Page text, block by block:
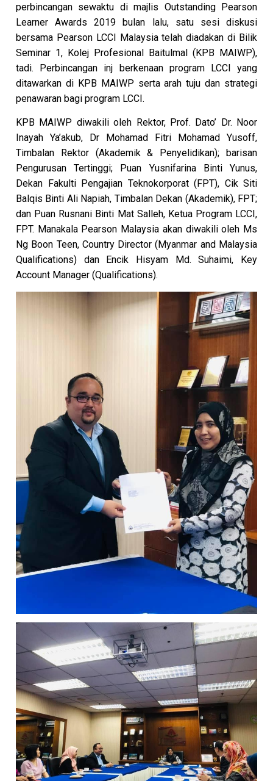
perbincangan sewaktu di majlis Outstanding Pearson
Learner Awards 2019 bulan lalu, satu sesi diskusi
bersama Pearson LCCI Malaysia telah diadakan di Bilik
Seminar 1, Kolej Profesional Baitulmal (KPB MAIWP),
tadi. Perbincangan inj berkenaan program LCCI yang
ditawarkan di KPB MAIWP serta arah tuju dan strategi
penawaran bagi program LCCI.
KPB MAIWP diwakili oleh Rektor, Prof. Dato’ Dr. Noor
Inayah Ya’akub, Dr Mohamad Fitri Mohamad Yusoff,
Timbalan Rektor (Akademik & Penyelidikan); barisan
Pengurusan Tertinggi; Puan Yusnifarina Binti Yunus,
Dekan Fakulti Pengajian Teknokorporat (FPT), Cik Siti
Balqis Binti Ali Napiah, Timbalan Dekan (Akademik), FPT;
dan Puan Rusnani Binti Mat Salleh, Ketua Program LCCI,
FPT. Manakala Pearson Malaysia akan diwakili oleh Ms
Ng Boon Teen, Country Director (Myanmar and Malaysia
Qualifications) dan Encik Hisyam Md. Suhaimi, Key
Account Manager (Qualifications).